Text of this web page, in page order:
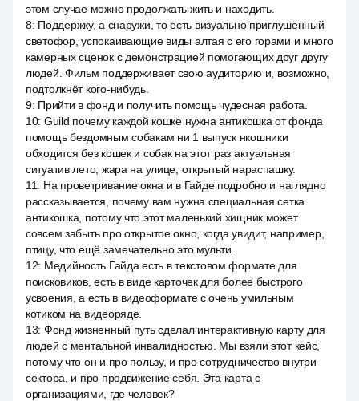
этом случае можно продолжать жить и находить.
8: Поддержку, а снаружи, то есть визуально приглушённый
светофор, успокаивающие виды алтая с его горами и много
камерных сценок с демонстрацией помогающих друг другу
людей. Фильм поддерживает свою аудиторию и, возможно,
подтолкнёт кого-нибудь.
9: Прийти в фонд и получить помощь чудесная работа.
10: Guild почему каждой кошке нужна антикошка от фонда
помощь бездомным собакам ни 1 выпуск нкошники
обходится без кошек и собак на этот раз актуальная
ситуатив лето, жара на улице, открытый нараспашку.
11: На проветривание окна и в Гайде подробно и наглядно
рассказывается, почему вам нужна специальная сетка
антикошка, потому что этот маленький хищник может
совсем забыть про открытое окно, когда увидит, например,
птицу, что ещё замечательно это мульти.
12: Медийность Гайда есть в текстовом формате для
поисковиков, есть в виде карточек для более быстрого
усвоения, а есть в видеоформате с очень умильным
котиком на видеоряде.
13: Фонд жизненный путь сделал интерактивную карту для
людей с ментальной инвалидностью. Мы взяли этот кейс,
потому что он и про пользу, и про сотрудничество внутри
сектора, и про продвижение себя. Эта карта с
организациями, где человек?